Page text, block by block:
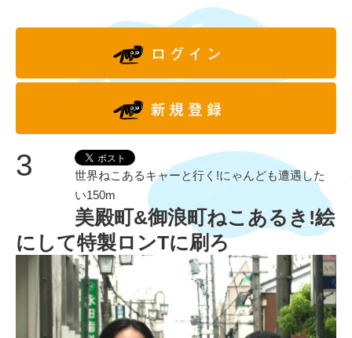
3
世界ねこあるキャーと行く!にゃんども遭遇した
い150m
美殿町&御浪町ねこあるき!絵
にして特製ロンTに刷ろ